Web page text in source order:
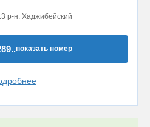
р-н. Хаджибейский
показать номер